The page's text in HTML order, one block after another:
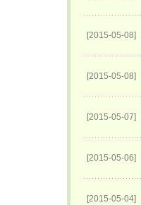
[2015-05-08]
[2015-05-08]
[2015-05-07]
[2015-05-06]
[2015-05-04]